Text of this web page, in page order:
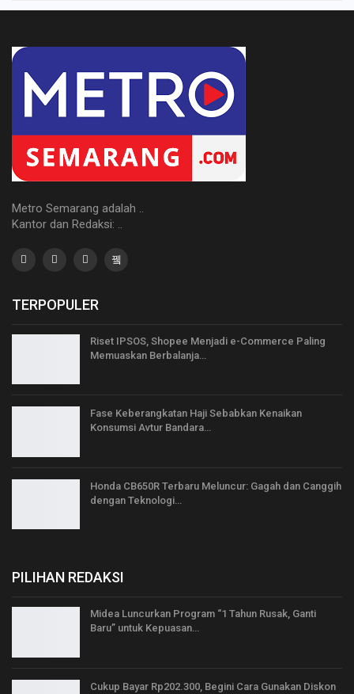
Metro Semarang adalah ..
Kantor dan Redaksi: ..
TERPOPULER
Riset IPSOS, Shopee Menjadi e-Commerce Paling
Memuaskan Berbalanja…
Fase Keberangkatan Haji Sebabkan Kenaikan
Konsumsi Avtur Bandara…
Honda CB650R Terbaru Meluncur: Gagah dan Canggih
dengan Teknologi…
PILIHAN REDAKSI
Midea Luncurkan Program “1 Tahun Rusak, Ganti
Baru” untuk Kepuasan…
Cukup Bayar Rp202.300, Begini Cara Gunakan Diskon